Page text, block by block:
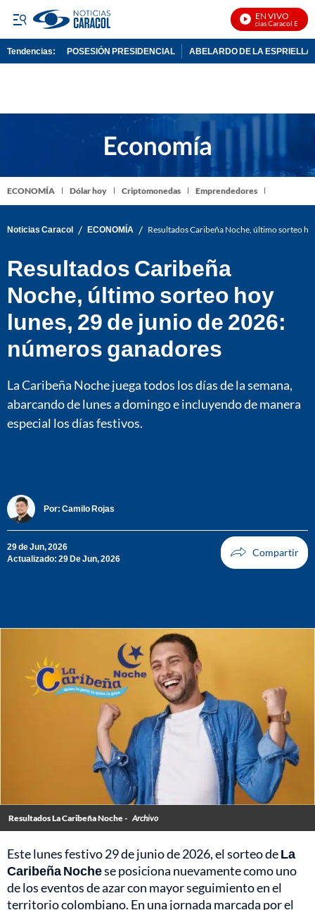
EN VIVO
Noticias Caracol En Vivo
Tendencias: POSESIÓN PRESIDENCIAL ABELARDO DE LA ESPRIELLA
ECONOMÍA Dólar hoy Criptomonedas Emprendedores
Noticias Caracol / ECONOMÍA / Resultados Caribeña Noche, último sorteo
Resultados Caribeña
Noche, último sorteo hoy
lunes, 29 de junio de 2026:
números ganadores
La Caribeña Noche juega todos los días de la semana,
abarcando de lunes a domingo e incluyendo de manera
especial los días festivos.
Por: Camilo Rojas
29 de Jun, 2026
Actualizado: 29 De Jun, 2026
Resultados La Caribeña Noche - Archivo
Este lunes festivo 29 de junio de 2026, el sorteo deLa
Caribeña Nochese posiciona nuevamente como uno
de los eventos de azar con mayor seguimiento en el
territorio colombiano. En una jornada marcada por el